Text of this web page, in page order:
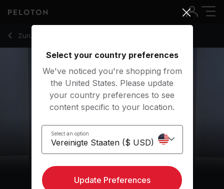
Zurück zu Kraftkurse
Zurück
Select your country preferences
We've noticed you're shopping from
the United States. Please update
your country preferences to see
content specific to your location.
Select an option
Update Preferences